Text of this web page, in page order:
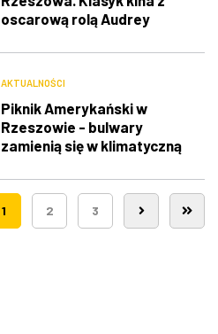
oscarową rolą Audrey
AKTUALNOŚCI
Piknik Amerykański w
Rzeszowie - bulwary
zamienią się w klimatyczną
1 2 3